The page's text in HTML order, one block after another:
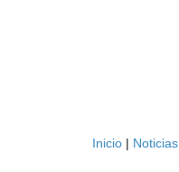
Inicio | Noticias